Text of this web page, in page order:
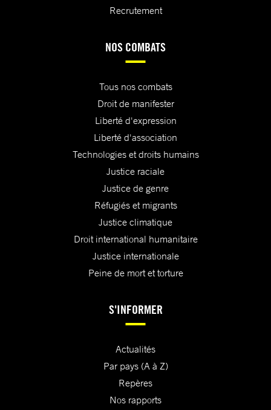
Recrutement
NOS COMBATS
Tous nos combats
Droit de manifester
Liberté d'expression
Liberté d'association
Technologies et droits humains
Justice raciale
Justice de genre
Réfugiés et migrants
Justice climatique
Droit international humanitaire
Justice internationale
Peine de mort et torture
S'INFORMER
Actualités
Par pays (A à Z)
Repères
Nos rapports